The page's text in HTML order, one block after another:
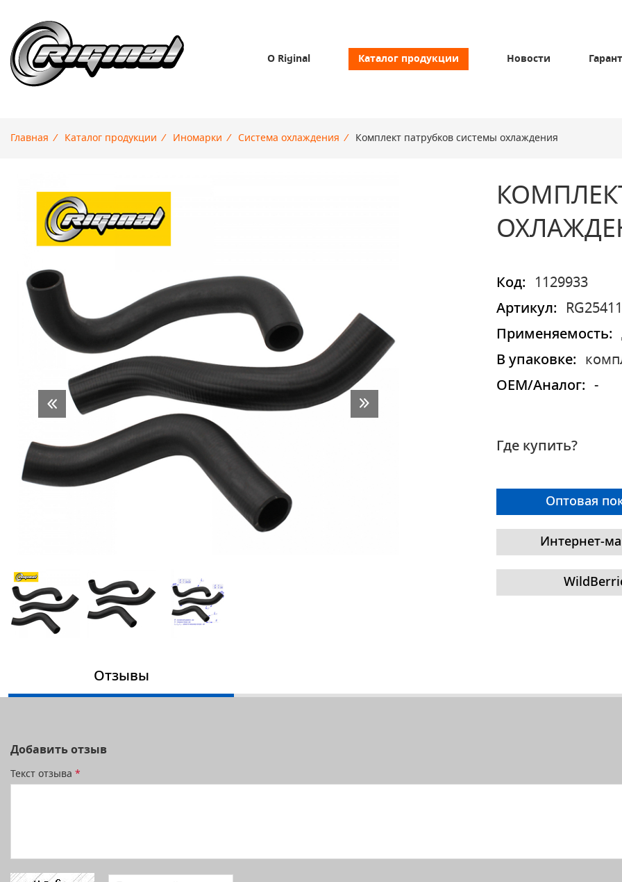
О Riginal Каталог продукции Новости
Главная / Каталог продукции / Иномарки / Система охлаждения / Комплект патрубков системы охлаждения
Код:
1129933
Артикул:
Применяемость:
В упаковке:
OEM/Аналог:
-
Где купить?
Оптовая
Интернет-
Отзывы
Добавить отзыв
Текст отзыва *